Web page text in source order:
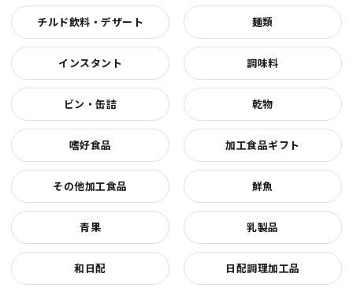
チルド飲料・デザート 麺類
インスタント 調味料
ビン・缶詰 乾物
嗜好食品 加工食品ギフト
その他加工食品 鮮魚
青果 乳製品
和日配 日配調理加工品